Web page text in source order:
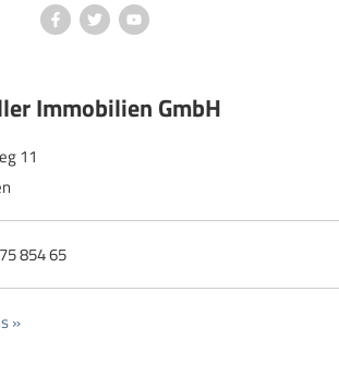
Immobilien GmbH
11
854 65
»